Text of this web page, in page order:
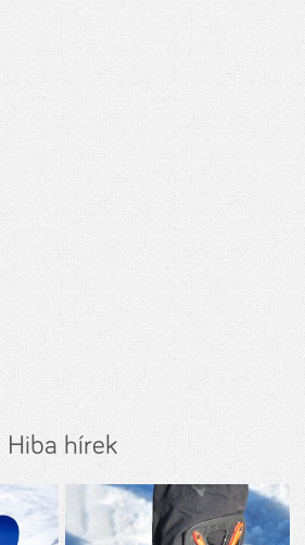
Hiba hírek